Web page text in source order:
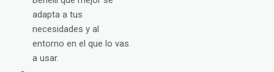
adapta a tus
necesidades y al
entorno en el que lo vas
a usar.